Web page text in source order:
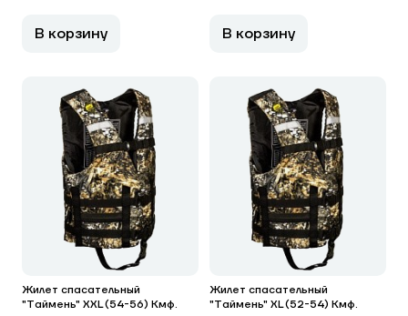
В корзину В корзину
Жилет спасательный
"Таймень" XXL (54-56) Кмф.
Жилет спасательный
"Таймень" XL (52-54) Кмф.